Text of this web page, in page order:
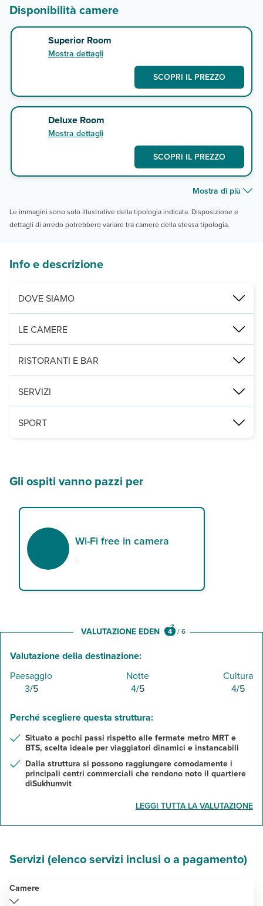
Disponibilità camere
Superior Room
Mostra dettagli
SCOPRI IL PREZZO
Deluxe Room
Mostra dettagli
SCOPRI IL PREZZO
Mostra di più
Le immagini sono solo illustrative della tipologia indicata. Disposizione e
dettagli di arredo potrebbero variare tra camere della stessa tipologia.
Info e descrizione
DOVE SIAMO
Bangkok, quaritere di Sukhumvit, a 900 m dalla fermata BTS
LE CAMERE
82 camere distribuite su 1 edificio di più piani, fra superior,
RISTORANTI E BAR
1 ristorante e 1 bar situtato presso il rooftop.
SERVIZI
1 piscina infinity presso il rooftop con ombrelloni, lettini e teli
SPORT
Gli ospiti vanno pazzi per
Wi-Fi free in camera
.
VALUTAZIONE EDEN 4 /6
Valutazione della destinazione:
Paesaggio
3/5
Notte
4/5
Cultura
4/5
Perché scegliere questa struttura:
Situato a pochi passi rispetto alle fermate metro MRT e
BTS, scelta ideale per viaggiatori dinamici e instancabili
Dalla struttura si possono raggiungere comodamente i
principali centri commerciali che rendono noto il quartiere
diSukhumvit
LEGGI TUTTA LA VALUTAZIONE
Servizi (elenco servizi inclusi o a pagamento)
Camere